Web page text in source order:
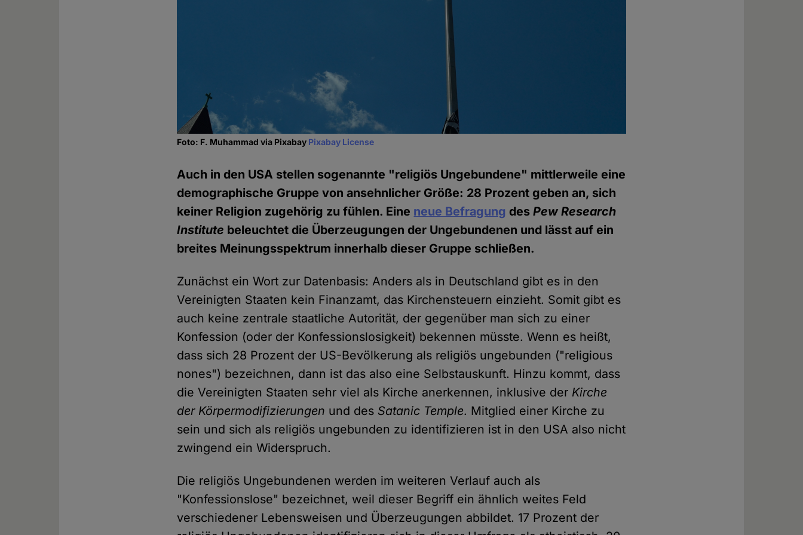
Foto: F. Muhammad via Pixabay Pixabay License
Auch in den USA stellen sogenannte "religiös Ungebundene" mittlerweile eine
demographische Gruppe von ansehnlicher Größe: 28 Prozent geben an, sich
keiner Religion zugehörig zu fühlen. Eine neue Befragung desPew Research
Institute beleuchtet die Überzeugungen der Ungebundenen und lässt auf ein
breites Meinungsspektrum innerhalb dieser Gruppe schließen.
Zunächst ein Wort zur Datenbasis: Anders als in Deutschland gibt es in den
Vereinigten Staaten kein Finanzamt, das Kirchensteuern einzieht. Somit gibt es
auch keine zentrale staatliche Autorität, der gegenüber man sich zu einer
Konfession (oder der Konfessionslosigkeit) bekennen müsste. Wenn es heißt,
dass sich 28 Prozent der US-Bevölkerung als religiös ungebunden ("religious
nones") bezeichnen, dann ist das also eine Selbstauskunft. Hinzu kommt, dass
die Vereinigten Staaten sehr viel als Kirche anerkennen, inklusive der Kirche
der Körpermodifizierungen und des Satanic Temple. Mitglied einer Kirche zu
sein und sich als religiös ungebunden zu identifizieren ist in den USA also nicht
zwingend ein Widerspruch.
Die religiös Ungebundenen werden im weiteren Verlauf auch als
"Konfessionslose" bezeichnet, weil dieser Begriff ein ähnlich weites Feld
verschiedener Lebensweisen und Überzeugungen abbildet. 17 Prozent der